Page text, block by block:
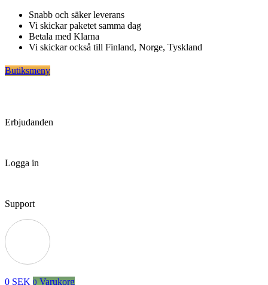
Hoppa
innehåll
Snabb och säker leverans
Vi skickar paketet samma dag
Betala med Klarna
Vi skickar också till Finland, Norge, Tyskland
Butiksmeny
Erbjudanden
Logga in
Support
0 SEK 0 Varukorg